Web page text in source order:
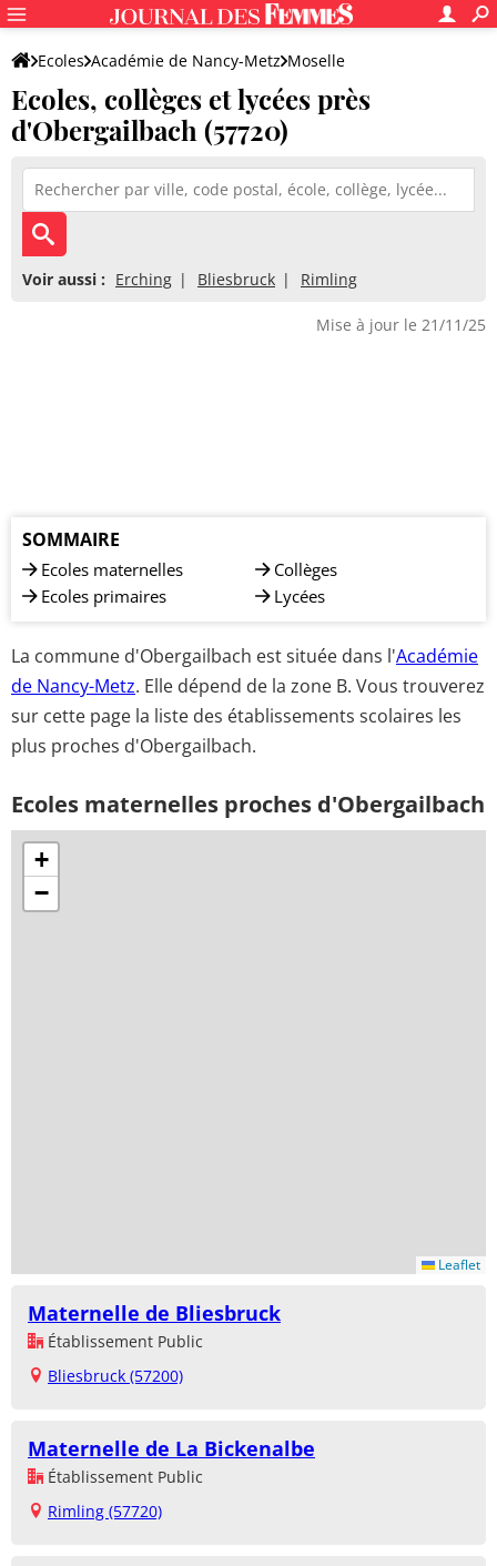
Ecoles Académie de Nancy-Metz Moselle
Ecoles, collèges et lycées près
d'Obergailbach (57720)
Voir aussi : Erching Bliesbruck Rimling
Mise à jour le 21/11/25
SOMMAIRE
Ecoles maternelles
Ecoles primaires
Collèges
Lycées
La commune d'Obergailbach est située dans l'Académie
de Nancy-Metz. Elle dépend de la zone B. Vous trouverez
sur cette page la liste des établissements scolaires les
plus proches d'Obergailbach.
Ecoles maternelles proches d'Obergailbach
+
−
Leaflet
Maternelle de Bliesbruck
Établissement Public
Bliesbruck (57200)
Maternelle de La Bickenalbe
Établissement Public
Rimling (57720)